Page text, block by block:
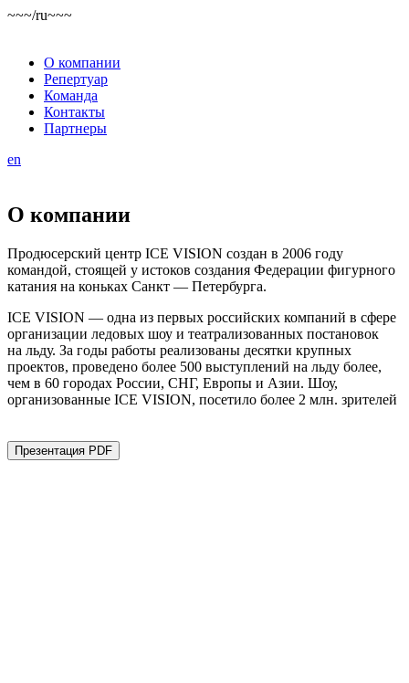
~~~/ru~~~
О компании
Репертуар
Команда
Контакты
Партнеры
en
О компании
Продюсерский центр ICE VISION создан в 2006 году
командой, стоящей у истоков создания Федерации фигурного
катания на коньках Санкт — Петербурга.
ICE VISION — одна из первых российских компаний в сфере
организации ледовых шоу и театрализованных постановок
на льду. За годы работы реализованы десятки крупных
проектов, проведено более 500 выступлений на льду более,
чем в 60 городах России, СНГ, Европы и Азии. Шоу,
организованные ICE VISION, посетило более 2 млн. зрителей